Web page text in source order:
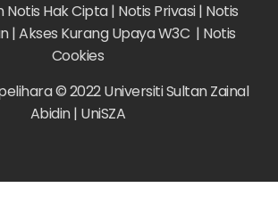
Notis Hak Cipta | Notis Privasi | Notis
|Akses Kurang Upaya W3C | Notis
Cookies
© 2022 Universiti Sultan Zainal
Abidin | UniSZA